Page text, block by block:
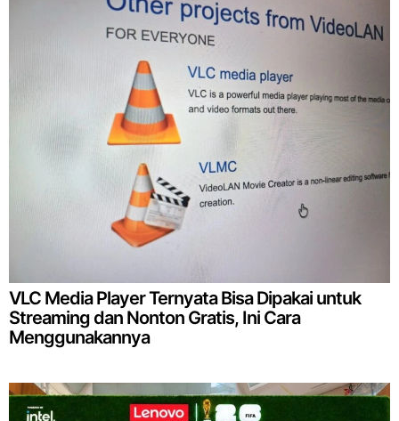
VLC Media Player Ternyata Bisa Dipakai untuk
Streaming dan Nonton Gratis, Ini Cara
Menggunakannya